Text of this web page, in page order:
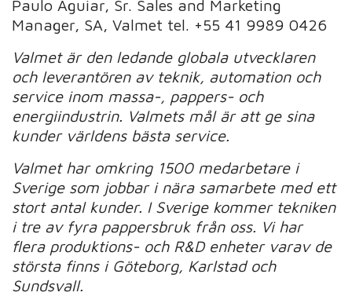
Paulo Aguiar, Sr. Sales and Marketing
Manager, SA, Valmet tel. +55 41 9989 0426
Valmet är den ledande globala utvecklaren
och leverantören av teknik, automation och
service inom massa-, pappers- och
energiindustrin. Valmets mål är att ge sina
kunder världens bästa service.
Valmet har omkring 1500 medarbetare i
Sverige som jobbar i nära samarbete med ett
stort antal kunder. I Sverige kommer tekniken
i tre av fyra pappersbruk från oss. Vi har
flera produktions- och R&D enheter varav de
största finns i Göteborg, Karlstad och
Sundsvall.